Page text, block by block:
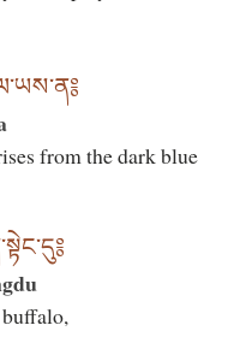
from the dark blue